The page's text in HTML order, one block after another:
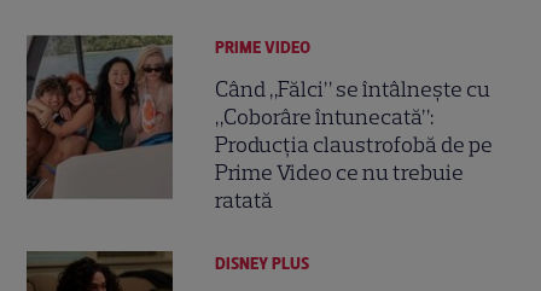
PRIME VIDEO
Când „Fălci” se întâlnește cu
„Coborâre întunecată”:
Producția claustrofobă de pe
Prime Video ce nu trebuie
ratată
DISNEY PLUS